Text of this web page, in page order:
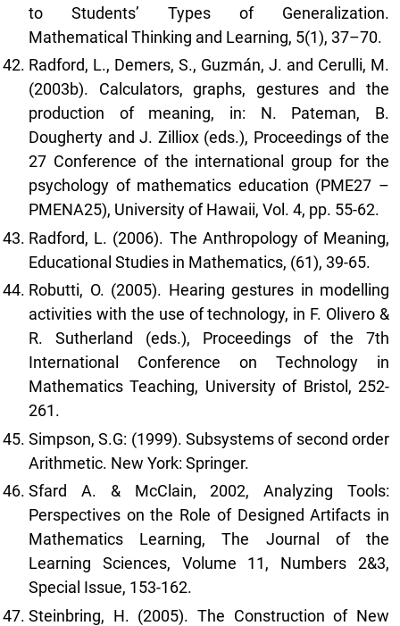
to Students’ Types of Generalization.
Mathematical Thinking and Learning, 5(1), 37–70.
Radford, L., Demers, S., Guzmán, J. and Cerulli, M.
(2003b). Calculators, graphs, gestures and the
production of meaning, in: N. Pateman, B.
Dougherty and J. Zilliox (eds.), Proceedings of the
27 Conference of the international group for the
psychology of mathematics education (PME27 –
PMENA25), University of Hawaii, Vol. 4, pp. 55-62.
Radford, L. (2006). The Anthropology of Meaning,
Educational Studies in Mathematics, (61), 39-65.
Robutti, O. (2005). Hearing gestures in modelling
activities with the use of technology, in F. Olivero &
R. Sutherland (eds.), Proceedings of the 7th
International Conference on Technology in
Mathematics Teaching, University of Bristol, 252-
261.
Simpson, S.G: (1999). Subsystems of second order
Arithmetic. New York: Springer.
Sfard A. & McClain, 2002, Analyzing Tools:
Perspectives on the Role of Designed Artifacts in
Mathematics Learning, The Journal of the
Learning Sciences, Volume 11, Numbers 2&3,
Special Issue, 153-162.
Steinbring, H. (2005). The Construction of New